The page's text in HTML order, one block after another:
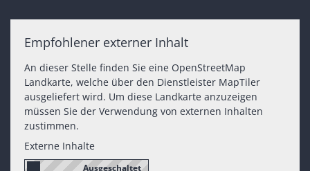
Empfohlener externer Inhalt
An dieser Stelle finden Sie eine OpenStreetMap
Landkarte, welche über den Dienstleister MapTiler
ausgeliefert wird. Um diese Landkarte anzuzeigen
müssen Sie der Verwendung von externen Inhalten
zustimmen.
Externe Inhalte